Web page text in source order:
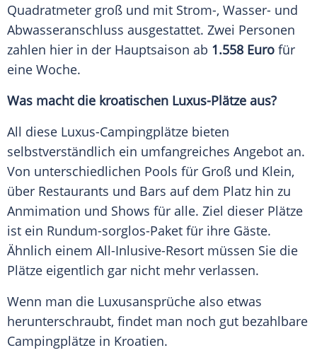
Quadratmeter groß und mit Strom-, Wasser- und
Abwasseranschluss ausgestattet. Zwei Personen
zahlen hier in der Hauptsaison ab 1.558 Euro für
eine Woche.
Was macht die kroatischen Luxus-Plätze aus?
All diese Luxus-Campingplätze bieten
selbstverständlich ein umfangreiches Angebot an.
Von unterschiedlichen Pools für Groß und Klein,
über Restaurants und Bars auf dem Platz hin zu
Anmimation und Shows für alle. Ziel dieser Plätze
ist ein Rundum-sorglos-Paket für ihre Gäste.
Ähnlich einem All-Inlusive-Resort müssen Sie die
Plätze eigentlich gar nicht mehr verlassen.
Wenn man die Luxusansprüche also etwas
herunterschraubt, findet man noch gut bezahlbare
Campingplätze in Kroatien.